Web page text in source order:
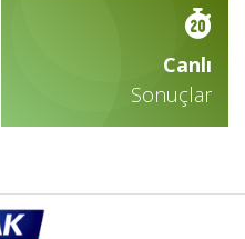
Canlı
Sonuçlar